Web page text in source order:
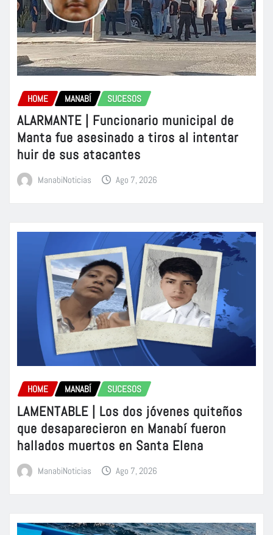
HOME MANABÍ SUCESOS
ALARMANTE | Funcionario municipal de
Manta fue asesinado a tiros al intentar
huir de sus atacantes
ManabiNoticias Ago 7, 2026
HOME MANABÍ SUCESOS
LAMENTABLE | Los dos jóvenes quiteños
que desaparecieron en Manabí fueron
hallados muertos en Santa Elena
ManabiNoticias Ago 7, 2026